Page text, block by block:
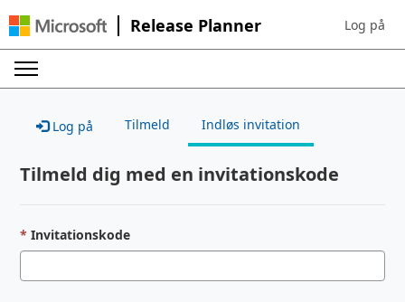
Release Planner Sign in to
Log på
Log på Tilmeld Indløs invitation
Tilmeld dig med en invitationskode
Invitationskode